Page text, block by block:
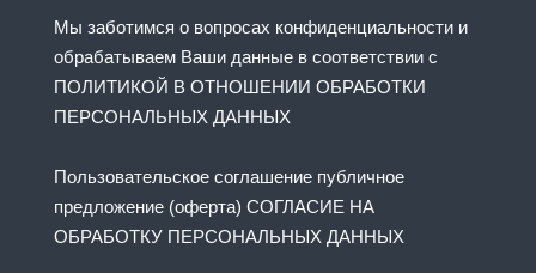
Мы заботимся о вопросах конфиденциальности и
обрабатываем Ваши данные в соответствии с
ПОЛИТИКОЙ В ОТНОШЕНИИ ОБРАБОТКИ
ПЕРСОНАЛЬНЫХ ДАННЫХ
Пользовательское соглашение публичное
предложение (оферта) СОГЛАСИЕ НА
ОБРАБОТКУ ПЕРСОНАЛЬНЫХ ДАННЫХ